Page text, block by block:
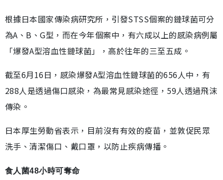
根據日本國家傳染病研究所，引發STSS個案的鏈球菌可分
為A、B、G型，而在今年個案中，有六成以上的感染病例屬
「爆發A型溶血性鏈球菌」，高於往年的三至五成。
截至6月16日，感染爆發A型溶血性鏈球菌的656人中，有
288人是透過傷口感染，為最常見感染途徑，59人透過飛沫
傳染。
日本厚生勞動省表示，目前沒有有效的疫苗，並敦促民眾
洗手、清潔傷口、戴口罩，以防止疾病傳播。
食人菌48小時可奪命